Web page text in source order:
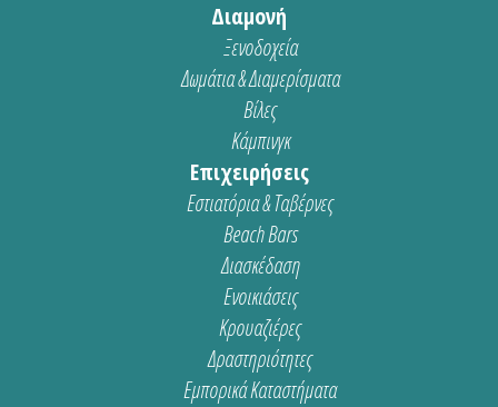
Διαμονή
Ξενοδοχεία
Δωμάτια & Διαμερίσματα
Βίλες
Κάμπινγκ
Επιχειρήσεις
Εστιατόρια & Ταβέρνες
Beach Bars
Διασκέδαση
Ενοικιάσεις
Κρουαζιέρες
Δραστηριότητες
Εμπορικά Καταστήματα